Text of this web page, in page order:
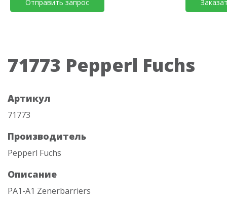
Отправить запрос
71773 Pepperl Fuchs
Артикул
71773
Производитель
Pepperl Fuchs
Описание
PA1-A1 Zenerbarriers